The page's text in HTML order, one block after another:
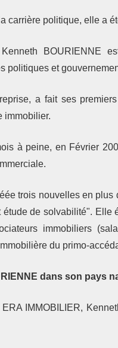
carrière politique, elle a
BOURIENNE
politiques et
a fait ses
immobilier.
à peine, en Février
trois nouvelles en
de solvabilité". Elle
immobiliers
du primo-
dans son pays
IMMOBILIER,